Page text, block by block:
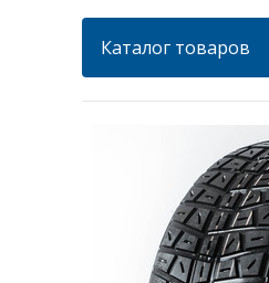
Каталог товаров